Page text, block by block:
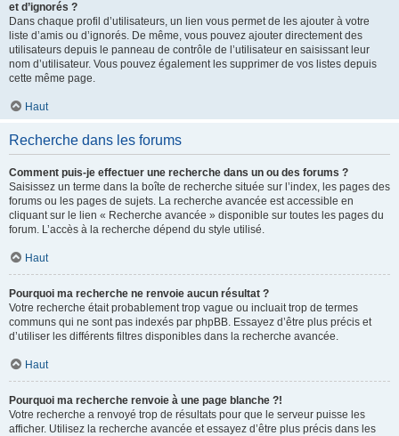
et d’ignorés ?
Dans chaque profil d’utilisateurs, un lien vous permet de les ajouter à votre
liste d’amis ou d’ignorés. De même, vous pouvez ajouter directement des
utilisateurs depuis le panneau de contrôle de l’utilisateur en saisissant leur
nom d’utilisateur. Vous pouvez également les supprimer de vos listes depuis
cette même page.
Haut
Recherche dans les forums
Comment puis-je effectuer une recherche dans un ou des forums ?
Saisissez un terme dans la boîte de recherche située sur l’index, les pages des
forums ou les pages de sujets. La recherche avancée est accessible en
cliquant sur le lien « Recherche avancée » disponible sur toutes les pages du
forum. L’accès à la recherche dépend du style utilisé.
Haut
Pourquoi ma recherche ne renvoie aucun résultat ?
Votre recherche était probablement trop vague ou incluait trop de termes
communs qui ne sont pas indexés par phpBB. Essayez d’être plus précis et
d’utiliser les différents filtres disponibles dans la recherche avancée.
Haut
Pourquoi ma recherche renvoie à une page blanche ?!
Votre recherche a renvoyé trop de résultats pour que le serveur puisse les
afficher. Utilisez la recherche avancée et essayez d’être plus précis dans les